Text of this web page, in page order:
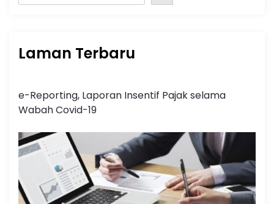
Laman Terbaru
e-Reporting, Laporan Insentif Pajak selama
Wabah Covid-19